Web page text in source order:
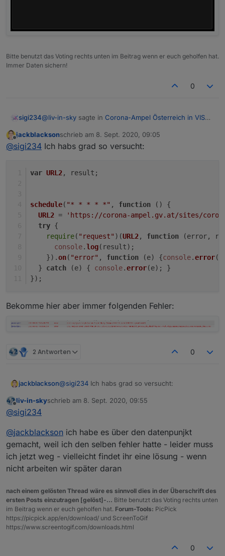
Bitte benutzt das Voting rechts unten im Beitrag wenn er euch geholfen hat.
Immer Daten sichern!
0
sigi234@liv-in-sky sagte in Corona-Ampel Österreich in VIS
wenn die daten in einem dp stehen mit
Hallo, wie bekomme ich sie in einen DP?
Offline
jackblacksonschrieb am 8. Sept. 2020, 09:05
zuletzt editiert von
@sigi234 Ich habs grad so versucht:
var URL2 , result;
schedule( "* * * * *" , function ( ) {
URL2 =
'https://corona-ampel.gv.at/sites/
try {
require( "request" )(URL2 , function (error,
console.log(result);
    }).
on( "error" , function (e) {console.error
  }
catch (e) { console.error(e); }
});
Bekomme hier aber immer folgenden Fehler:
2 Antworten 0
jackblackson@sigi234 Ich habs grad so versucht:
var URL2, result;
schedule("* * * * *", function () {
URL2 = 'https://corona-ampel.gv.at/
require("request")(URL2, function
      console.log(result);
  } catch (e) { console.error(e); }
Offline
liv-in-skyschrieb am 8. Sept. 2020, 09:55
zuletzt editiert von
@sigi234
@jackblackson ich habe es über den datenpunjkt
gemacht, weil ich den selben fehler hatte - leider muss
ich jetzt weg - vielleicht findet ihr eine lösung - wenn
nicht arbeiten wir später daran
nach einem gelösten Thread wäre es sinnvoll dies in der Überschrift des
ersten Posts einzutragen [gelöst]-... Bitte benutzt das Voting rechts unten
im Beitrag wenn er euch geholfen hat. Forum-Tools: PicPick
https://picpick.app/en/download/ und ScreenToGif
https://www.screentogif.com/downloads.html
0